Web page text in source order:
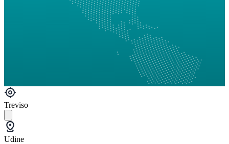
Treviso
Udine